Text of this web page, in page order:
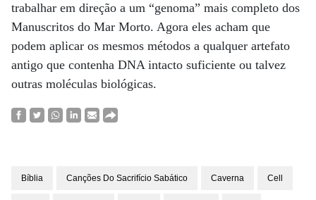
trabalhar em direção a um “genoma” mais completo dos
Manuscritos do Mar Morto. Agora eles acham que
podem aplicar os mesmos métodos a qualquer artefato
antigo que contenha DNA intacto suficiente ou talvez
outras moléculas biológicas.
Bíblia Canções Do Sacrifício Sabático Caverna Cell